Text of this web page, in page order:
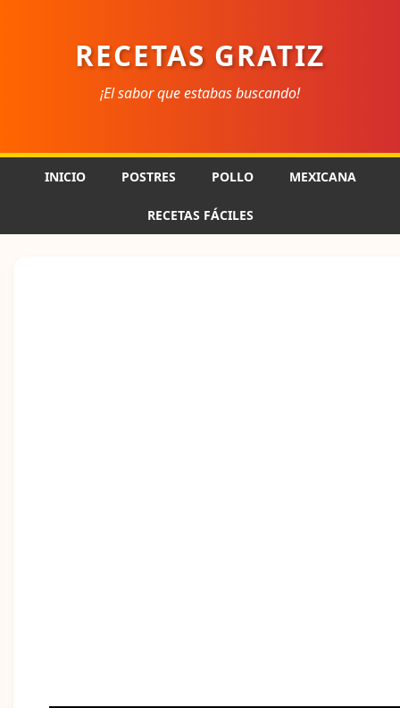
RECETAS GRATIZ
¡El sabor que estabas buscando!
INICIO POSTRES POLLO MEXICANA
RECETAS FÁCILES